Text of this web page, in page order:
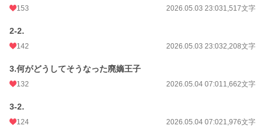
文字数
初回公開日時
初回完結日時 2026.07.20 17:22
週間ポイント
月間ポイント
年間ポイント
153 2026.05.03 23:031,517文字
2-2.
142 2026.05.03 23:032,208文字
3.何がどうしてそうなった廃嫡王子
132 2026.05.04 07:011,662文字
3-2.
124 2026.05.04 07:021,976文字